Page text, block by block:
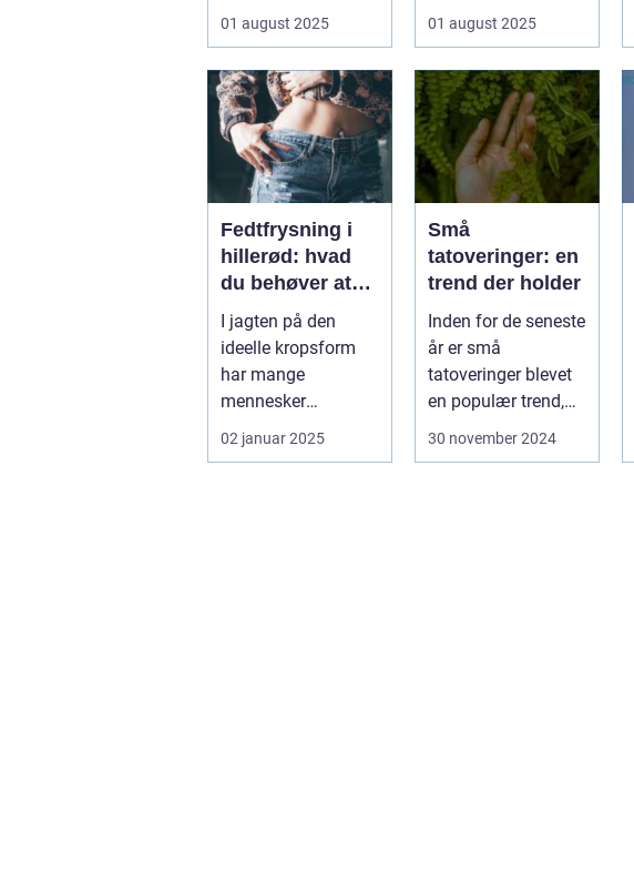
gøre for at...
01 august 2025 01 august 2025
Fedtfrysning i
hillerød: hvad
du behøver at
vide
I jagten på den
ideelle kropsform
har mange
mennesker
udforsket
forskellige metoder
02 januar 2025
Små
tatoveringer: en
trend der holder
Inden for de seneste
år er små
tatoveringer blevet
en populær trend,
som forts&ael...
30 november 2024